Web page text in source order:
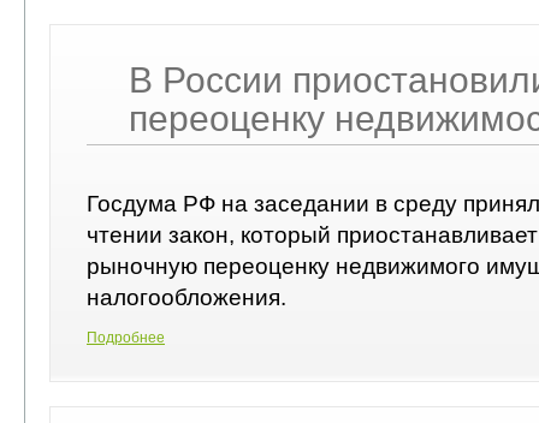
В России
переоценку
Госдума РФ на заседании в среду
чтении закон, который
рыночную переоценку недвижимого
налогообложения.
Подробнее